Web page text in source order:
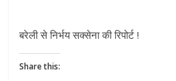
बरेली से निर्भय सक्सेना की रिपोर्ट !
Share this: